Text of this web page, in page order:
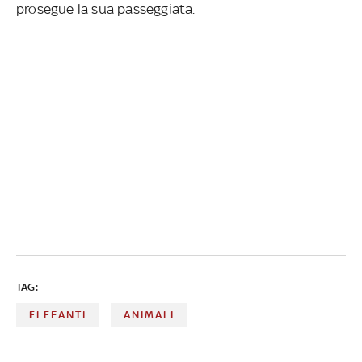
prosegue la sua passeggiata.
TAG:
ELEFANTI ANIMALI